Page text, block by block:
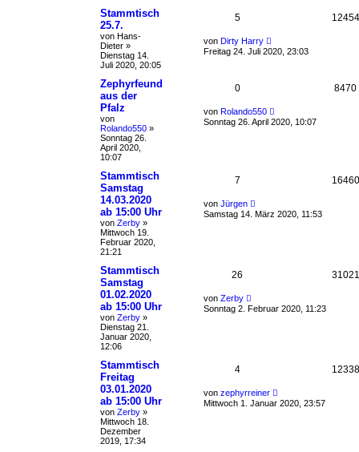
Stammtisch
25.7.
von Hans-
Dieter »
Dienstag 14.
Juli 2020, 20:05
5 12454
von Dirty Harry
Freitag 24. Juli 2020, 23:03
Zephyrfeund
aus der
Pfalz
von
Rolando550 »
Sonntag 26.
April 2020,
10:07
0 8470
von Rolando550
Sonntag 26. April 2020, 10:07
Stammtisch
Samstag
14.03.2020
ab 15:00 Uhr
von Zerby »
Mittwoch 19.
Februar 2020,
21:21
7 16460
von Jürgen
Samstag 14. März 2020, 11:53
Stammtisch
Samstag
01.02.2020
ab 15:00 Uhr
von Zerby »
Dienstag 21.
Januar 2020,
12:06
26 31021
von Zerby
Sonntag 2. Februar 2020, 11:23
Stammtisch
Freitag
03.01.2020
ab 15:00 Uhr
von Zerby »
Mittwoch 18.
Dezember
2019, 17:34
4 12338
von zephyrreiner
Mittwoch 1. Januar 2020, 23:57